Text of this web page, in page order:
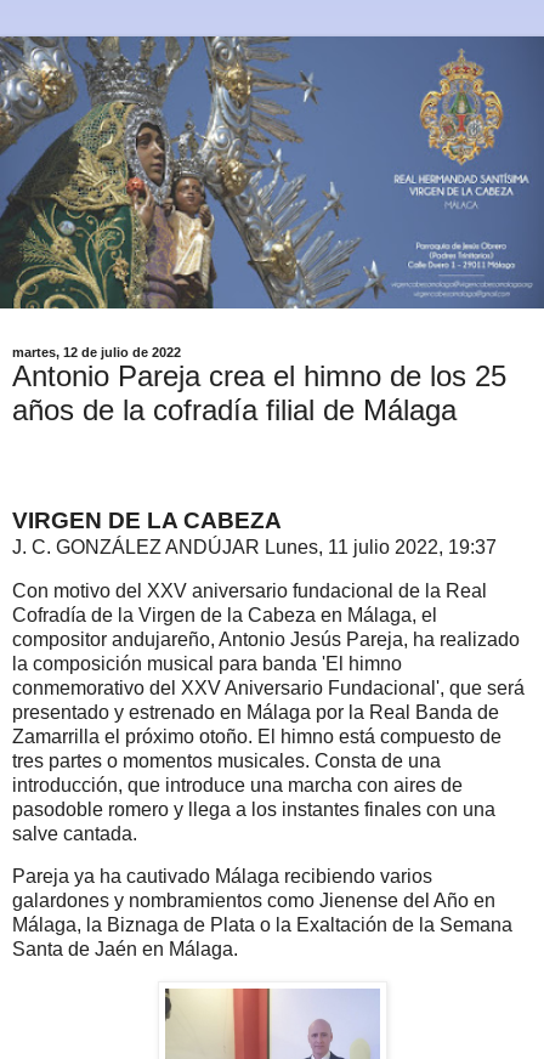
martes, 12 de julio de 2022
Antonio Pareja crea el himno de los 25
años de la cofradía filial de Málaga
VIRGEN DE LA CABEZA
J. C. GONZÁLEZ ANDÚJAR Lunes, 11 julio 2022, 19:37
Con motivo del XXV aniversario fundacional de la Real
Cofradía de la Virgen de la Cabeza en Málaga, el
compositor andujareño, Antonio Jesús Pareja, ha realizado
la composición musical para banda 'El himno
conmemorativo del XXV Aniversario Fundacional', que será
presentado y estrenado en Málaga por la Real Banda de
Zamarrilla el próximo otoño. El himno está compuesto de
tres partes o momentos musicales. Consta de una
introducción, que introduce una marcha con aires de
pasodoble romero y llega a los instantes finales con una
salve cantada.
Pareja ya ha cautivado Málaga recibiendo varios
galardones y nombramientos como Jienense del Año en
Málaga, la Biznaga de Plata o la Exaltación de la Semana
Santa de Jaén en Málaga.